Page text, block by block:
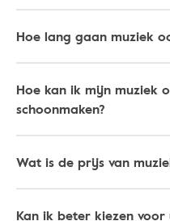
Hoe lang gaan muziek
Hoe kan ik mijn muziek
schoonmaken?
Wat is de prijs van
Kan ik beter kiezen